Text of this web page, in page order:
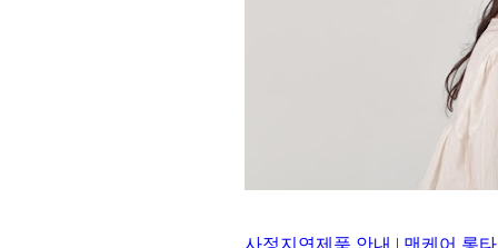
사정지연제품 안내 | 맨케어 롱